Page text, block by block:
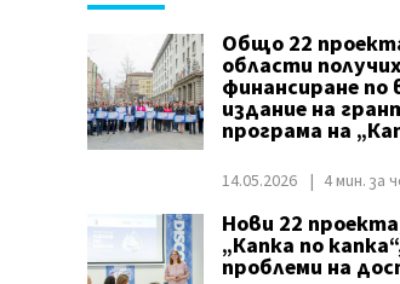
Общо 22
области
финансиране
издание на
програма на
14.05.2026 4 мин. за
Нови 22
„Капка по
проблеми на